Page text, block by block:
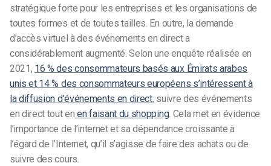
stratégique forte pour les entreprises et les organisations de
toutes formes et de toutes tailles. En outre, la demande
d’accès virtuel à des événements en direct a
considérablement augmenté. Selon une enquête réalisée en
2021, 16 % des consommateurs basés aux Émirats arabes
unis et 14 % des consommateurs européens s’intéressent à
la diffusion d’événements en direct. suivre des événements
en direct tout en en faisant du shopping. Cela met en évidence
l’importance de l’internet et sa dépendance croissante à
l’égard de l’Internet, qu’il s’agisse de faire des achats ou de
suivre des cours.